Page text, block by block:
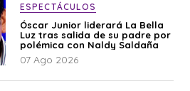
ESPECTÁCULOS
Óscar Junior liderará La Bella
Luz tras salida de su padre por
polémica con Naldy Saldaña
07 Ago 2026